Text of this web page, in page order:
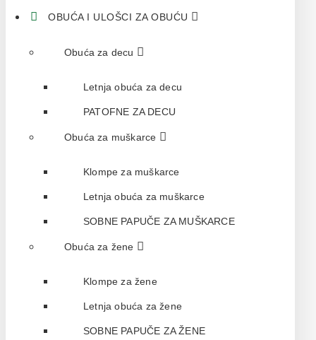
OBUĆA I ULOŠCI ZA OBUĆU
Obuća za decu
Letnja obuća za decu
PATOFNE ZA DECU
Obuća za muškarce
Klompe za muškarce
Letnja obuća za muškarce
SOBNE PAPUČE ZA MUŠKARCE
Obuća za žene
Klompe za žene
Letnja obuća za žene
SOBNE PAPUČE ZA ŽENE